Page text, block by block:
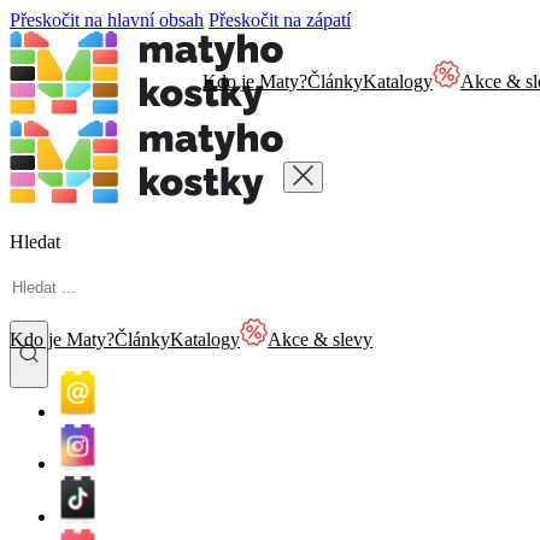
Přeskočit na hlavní obsah Přeskočit na zápatí
Kdo je Maty?ČlánkyKatalogy Akce &
Hledat
Kdo je Maty?ČlánkyKatalogy Akce & slevy